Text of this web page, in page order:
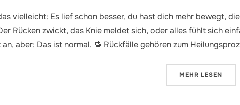
vielleicht: Es lief schon besser, du hast dich mehr bewegt,
Rücken zwickt, das Knie meldet sich, oder alles fühlt sich
aber: Das ist normal. 🔁 Rückfälle gehören zum
MEHR ÜBER
LESEN